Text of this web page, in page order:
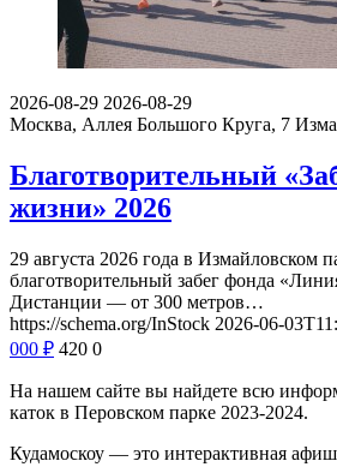
2026-08-29 2026-08-29
Москва, Аллея Большого Круга, 7
Благотворительный
жизни» 2026
29 августа 2026 года в Измайловском
благотворительный забег фонда
Дистанции — от 300 метров…
https://schema.org/InStock 2026-06-
000 ₽ 420 0
На нашем сайте вы найдете всю
каток в Перовском парке 2023-2024.
Кудамоскоу — это интерактивная